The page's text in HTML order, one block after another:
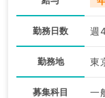
勤務日数 週
勤務地 東
募集科目 一